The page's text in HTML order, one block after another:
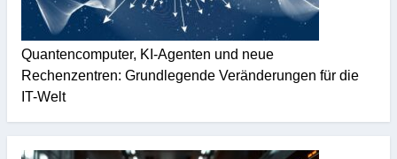
Quantencomputer, KI-Agenten und neue
Rechenzentren: Grundlegende Veränderungen für die
IT-Welt